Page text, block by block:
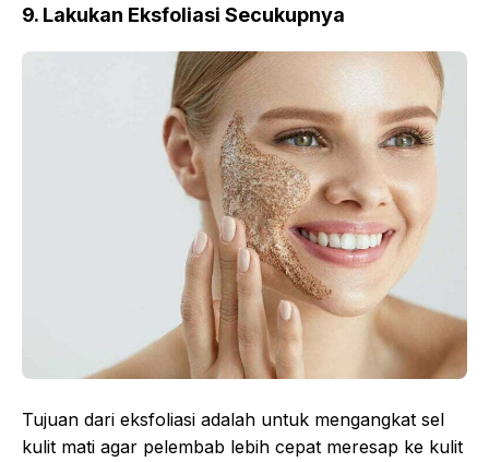
9. Lakukan Eksfoliasi Secukupnya
Tujuan dari eksfoliasi adalah untuk mengangkat sel
kulit mati agar pelembab lebih cepat meresap ke kulit